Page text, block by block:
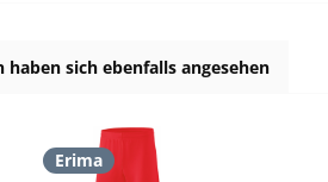
haben sich ebenfalls angesehen
Erima